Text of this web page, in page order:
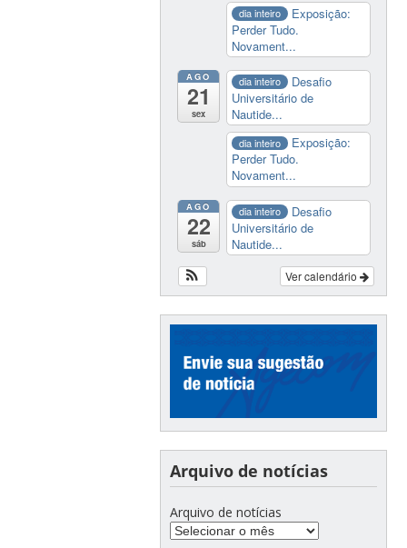
dia inteiro
Exposição:
Perder Tudo.
Novament...
AGO
21
sex
dia inteiro
Desafio
Universitário de
Nautide...
dia inteiro
Exposição:
Perder Tudo.
Novament...
AGO
22
sáb
dia inteiro
Desafio
Universitário de
Nautide...
Ver calendário
Arquivo de notícias
Arquivo de notícias